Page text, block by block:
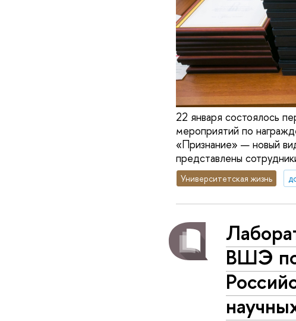
22 января состоялось
мероприятий по
«Признание» — новый
представлены
Университетская жизнь
ВШЭ